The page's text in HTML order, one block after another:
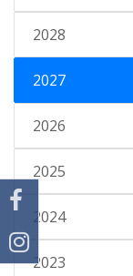
2028
2027
2026
2025
2024
2023